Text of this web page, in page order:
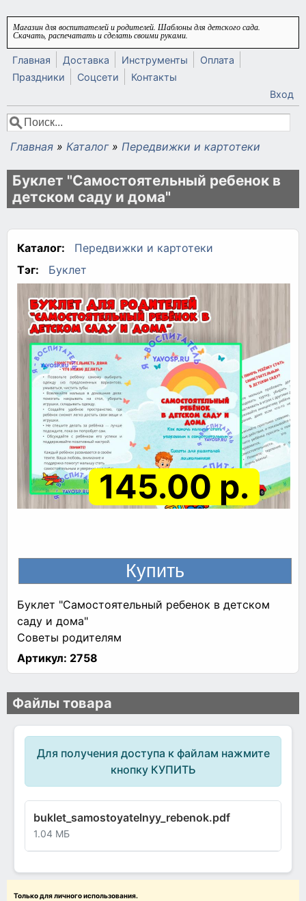
Перейти к основному содержанию
Магазин для воспитателей и родителей. Шаблоны для детского сада.
Скачать, распечатать и сделать своими руками.
Главная Доставка Инструменты
Оплата
Праздники
Соцсети
Контакты
Вход
Форма поиска
Поиск
Вы здесь
Главная » Каталог » Передвижки и картотеки
Буклет "Самостоятельный ребенок в
детском саду и дома"
Каталог:
Передвижки и картотеки
Тэг:
Буклет
145.00 р.
Буклет "Самостоятельный ребенок в детском
саду и дома"
Советы родителям
Артикул: 2758
Файлы товара
Для получения доступа к файлам нажмите
кнопку КУПИТЬ
buklet_samostoyatelnyy_rebenok.pdf
1.04 МБ
Только для личного использования.